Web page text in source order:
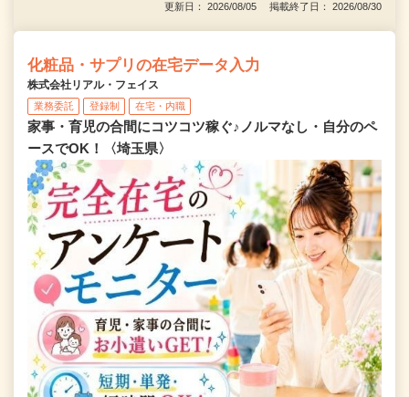
更新日： 2026/08/05 掲載終了日： 2026/08/30
化粧品・サプリの在宅データ入力
株式会社リアル・フェイス
業務委託 登録制 在宅・内職
家事・育児の合間にコツコツ稼ぐ♪ノルマなし・自分のペ
ースでOK！〈埼玉県〉